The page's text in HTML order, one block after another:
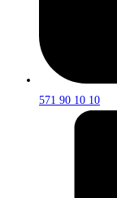
571 90 10 10